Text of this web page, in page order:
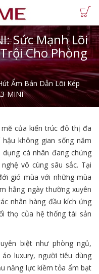
Sức Mạnh Lõi
Cho Phòng
Ẩm Bán Dẫn Lõi Kép
MINI
của kiến trúc đô thị đa
không gian sống năm
cá nhân đang chứng
vô cùng sâu sắc. Tại
gió mùa với những mùa
hằng ngày thường xuyên
nhân hàng đầu kích ứng
thọ của hệ thống tài sản
biệt như phòng ngủ,
luxury, người tiêu dùng
năng lực kiềm tỏa ẩm bạt